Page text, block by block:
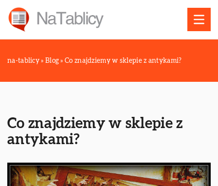
na-tablicy » Blog »Co znajdziemy w sklepie z antykami?
Co znajdziemy w sklepie z
antykami?